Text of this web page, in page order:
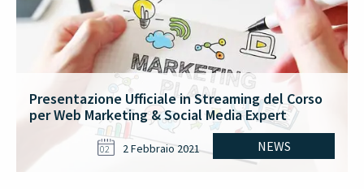
Presentazione Ufficiale in Streaming del Corso
per Web Marketing & Social Media Expert
NEWS
02 2 Febbraio 2021